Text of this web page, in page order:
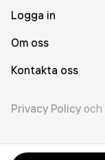
Logga in
Om oss
Kontakta oss
Privacy Policy och